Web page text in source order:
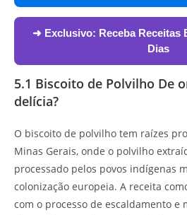
➜ Exclusivo: Receba Receitas
Dias
5.1 Biscoito de Polvilho De
delícia?
O biscoito de polvilho tem raízes
Minas Gerais, onde o polvilho
processado pelos povos indígenas
colonização europeia. A receita
com o processo de escaldamento e